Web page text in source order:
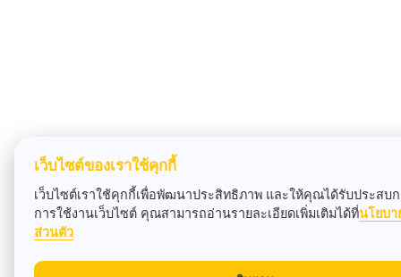
เว็บไซต์ของเราใช้คุกกี้
เว็บไซต์เราใช้คุกกี้เพื่อพัฒนาประสิทธิภาพ และให้คุณได้รับประสบ
การใช้งานเว็บไซต์ คุณสามารถอ่านรายละเอียดเพิ่มเติมได้ที่นโยบา
ส่วนตัว